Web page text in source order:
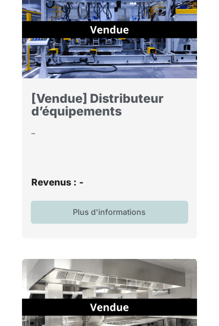
[Vendue] Distributeur
d’équipements
–
Revenus : -
Plus d'informations